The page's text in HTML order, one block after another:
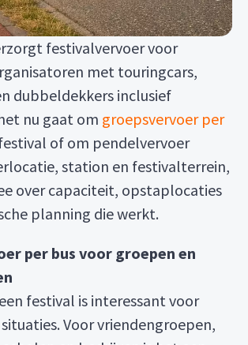
festivalvervoer voor
met touringcars,
dubbeldekkers inclusief
nu gaat om groepsvervoer per
of om pendelvervoer
station en festivalterrein,
over capaciteit, opstaplocaties
planning die werkt.
per bus voor groepen en
festival is interessant voor
Voor vriendengroepen,